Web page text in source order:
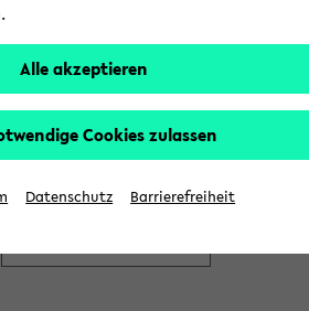
Alle akzeptieren
Cookies zulassen
Datenschutz Barrierefreiheit